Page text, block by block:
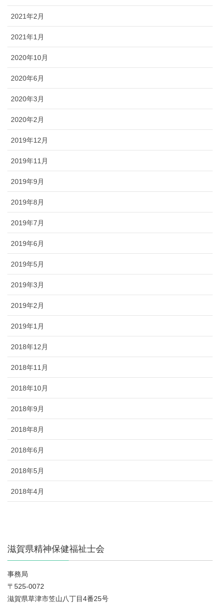
2021年2月
2021年1月
2020年10月
2020年6月
2020年3月
2020年2月
2019年12月
2019年11月
2019年9月
2019年8月
2019年7月
2019年6月
2019年5月
2019年3月
2019年2月
2019年1月
2018年12月
2018年11月
2018年10月
2018年9月
2018年8月
2018年6月
2018年5月
2018年4月
滋賀県精神保健福祉士会
事務局
〒525-0072
滋賀県草津市笠山八丁目4番25号